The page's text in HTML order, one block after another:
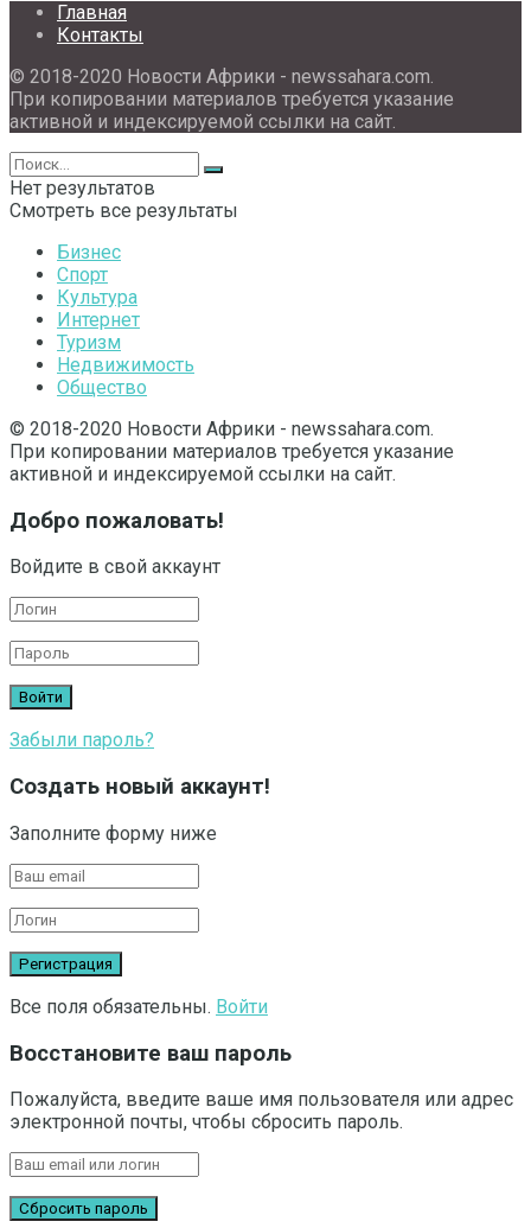
Главная
Контакты
© 2018-2020 Новости Африки - newssahara.com.
При копировании материалов требуется указание
активной и индексируемой ссылки на сайт.
Нет результатов
Смотреть все результаты
Бизнес
Спорт
Культура
Интернет
Туризм
Недвижимость
Общество
© 2018-2020 Новости Африки - newssahara.com.
При копировании материалов требуется указание
активной и индексируемой ссылки на сайт.
Добро пожаловать!
Войдите в свой аккаунт
Забыли пароль?
Создать новый аккаунт!
Заполните форму ниже
Все поля обязательны. Войти
Восстановите ваш пароль
Пожалуйста, введите ваше имя пользователя или адрес
электронной почты, чтобы сбросить пароль.